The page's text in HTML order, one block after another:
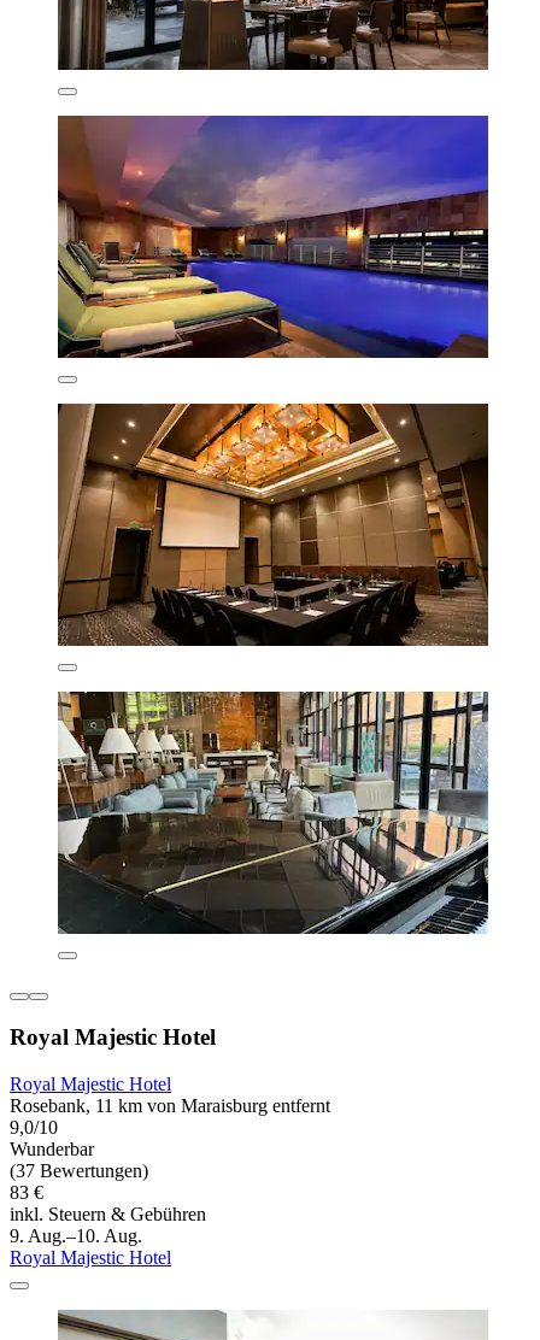
Royal Majestic Hotel
Royal Majestic Hotel
Rosebank, 11 km von Maraisburg entfernt
9,0/10
Wunderbar
(37 Bewertungen)
83 €
inkl. Steuern & Gebühren
9. Aug.–10. Aug.
Royal Majestic Hotel